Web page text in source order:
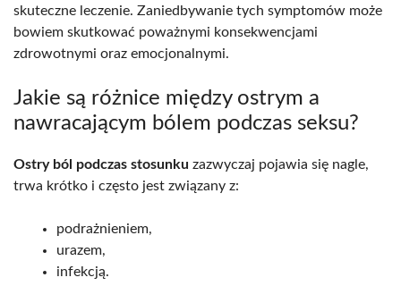
skuteczne leczenie. Zaniedbywanie tych symptomów może
bowiem skutkować poważnymi konsekwencjami
zdrowotnymi oraz emocjonalnymi.
Jakie są różnice między ostrym a
nawracającym bólem podczas seksu?
Ostry ból podczas stosunku zazwyczaj pojawia się nagle,
trwa krótko i często jest związany z:
podrażnieniem,
urazem,
infekcją.